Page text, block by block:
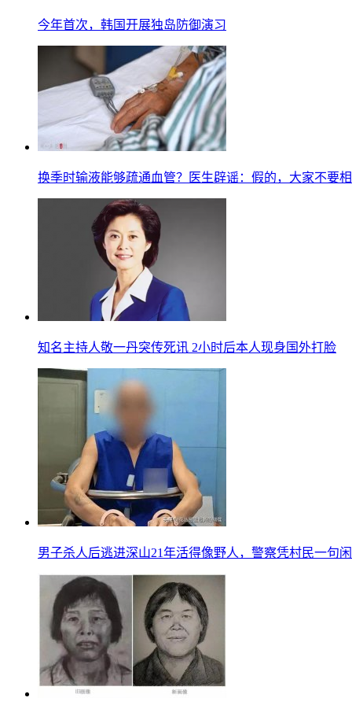
今年首次，韩国开展独岛防御演习
换季时输液能够疏通血管？医生辟谣：假的，大家不要
知名主持人敬一丹突传死讯 2小时后本人现身国外打脸
男子杀人后逃进深山21年活得像野人，警察凭村民一句